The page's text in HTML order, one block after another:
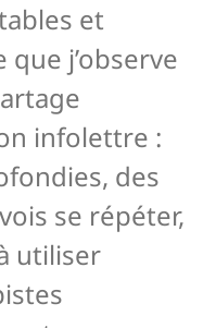
et
que j’observe
infolettre :
des
se répéter,
utiliser